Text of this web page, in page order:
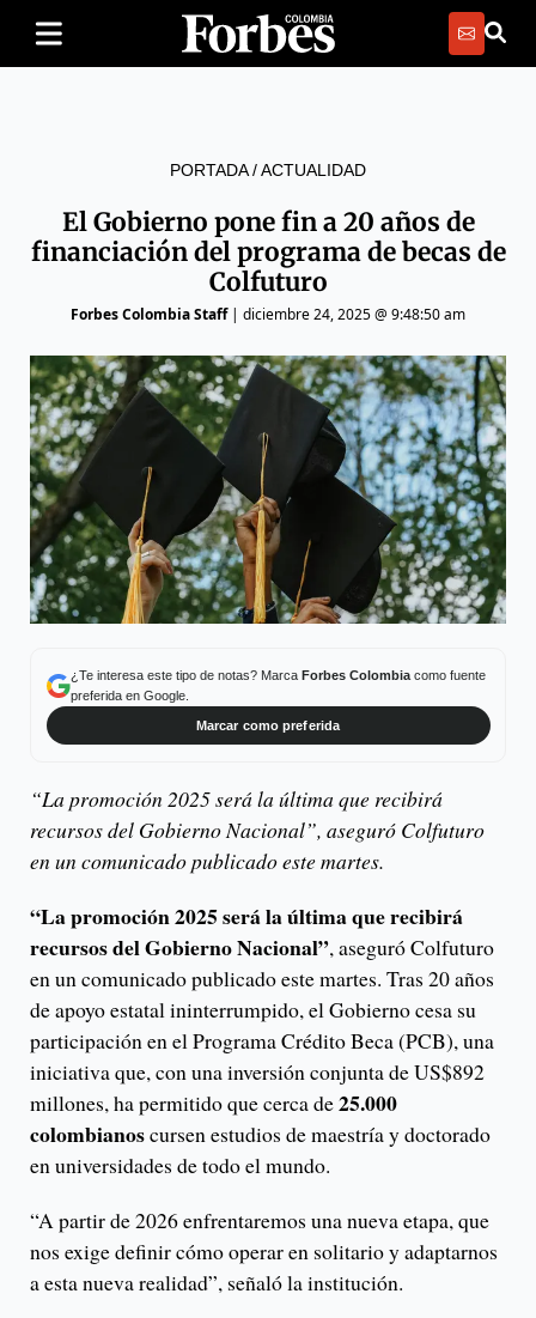
PORTADA/ACTUALIDAD
El Gobierno pone fin a 20 años de
financiación del programa de becas de
Colfuturo
Forbes Colombia Staff| diciembre 24, 2025 @ 9:48:50 am
¿Te interesa este tipo de notas? Marca Forbes Colombiacomo fuente
preferida en Google.
Marcar como preferida
“La promoción 2025 será la última que recibirá
recursos del Gobierno Nacional”, aseguró Colfuturo
en un comunicado publicado este martes.
“La promoción 2025 será la última que recibirá
recursos del Gobierno Nacional”, aseguró Colfuturo
en un comunicado publicado este martes. Tras 20 años
de apoyo estatal ininterrumpido, el Gobierno cesa su
participación en el Programa Crédito Beca (PCB), una
iniciativa que, con una inversión conjunta de US$892
millones, ha permitido que cerca de25.000
colombianoscursen estudios de maestría y doctorado
en universidades de todo el mundo.
“A partir de 2026 enfrentaremos una nueva etapa, que
nos exige definir cómo operar en solitario y adaptarnos
a esta nueva realidad”, señaló la institución.